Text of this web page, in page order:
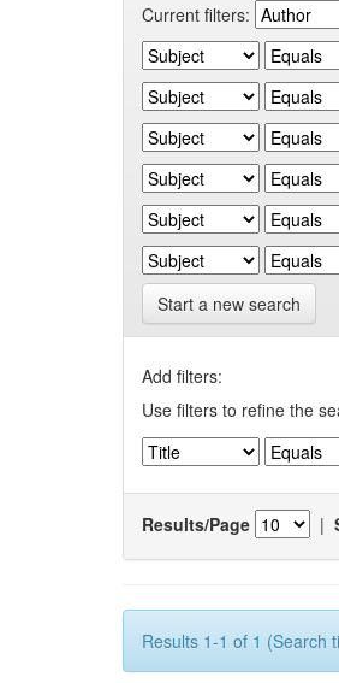
Current filters:
Start a new search
Add filters:
Use filters to refine the
Results/Page |
Results 1-1 of 1 (Search